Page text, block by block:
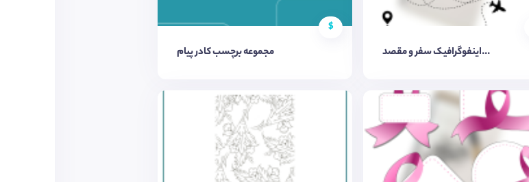
$
مجموعه برچسب کادر پیام اینفوگرافیک سفر و مقصد...